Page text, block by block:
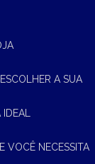
A SUA
VOCÊ NECESSITA